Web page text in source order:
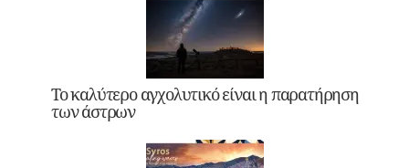
Το καλύτερο αγχολυτικό είναι η παρατήρηση
των άστρων